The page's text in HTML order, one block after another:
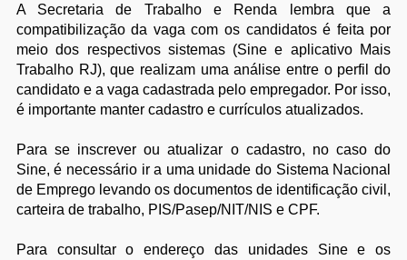
A Secretaria de Trabalho e Renda lembra que a
compatibilização da vaga com os candidatos é feita por
meio dos respectivos sistemas (Sine e aplicativo Mais
Trabalho RJ), que realizam uma análise entre o perfil do
candidato e a vaga cadastrada pelo empregador. Por isso,
é importante manter cadastro e currículos atualizados.
Para se inscrever ou atualizar o cadastro, no caso do
Sine, é necessário ir a uma unidade do Sistema Nacional
de Emprego levando os documentos de identificação civil,
carteira de trabalho, PIS/Pasep/NIT/NIS e CPF.
Para consultar o endereço das unidades Sine e os